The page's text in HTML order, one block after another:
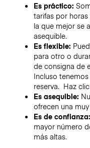
Es práctico:
tarifas por
la que mejor se
asequible.
Es flexible:
para otro o
de consigna de
Incluso
reserva. Haz clic
Es asequible:
ofrecen una
Es de confianza:
mayor número
más altas.